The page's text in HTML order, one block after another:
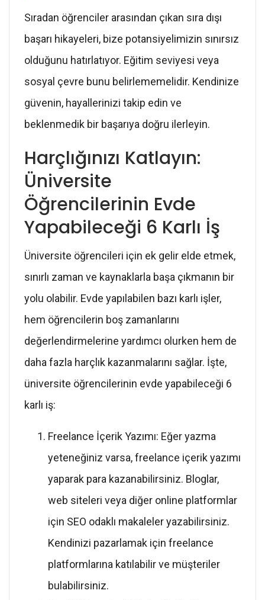
Sıradan öğrenciler arasından çıkan sıra dışı
başarı hikayeleri, bize potansiyelimizin sınırsız
olduğunu hatırlatıyor. Eğitim seviyesi veya
sosyal çevre bunu belirlememelidir. Kendinize
güvenin, hayallerinizi takip edin ve
beklenmedik bir başarıya doğru ilerleyin.
Harçlığınızı Katlayın:
Üniversite
Öğrencilerinin Evde
Yapabileceği 6 Karlı İş
Üniversite öğrencileri için ek gelir elde etmek,
sınırlı zaman ve kaynaklarla başa çıkmanın bir
yolu olabilir. Evde yapılabilen bazı karlı işler,
hem öğrencilerin boş zamanlarını
değerlendirmelerine yardımcı olurken hem de
daha fazla harçlık kazanmalarını sağlar. İşte,
üniversite öğrencilerinin evde yapabileceği 6
karlı iş:
Freelance İçerik Yazımı: Eğer yazma
yeteneğiniz varsa, freelance içerik yazımı
yaparak para kazanabilirsiniz. Bloglar,
web siteleri veya diğer online platformlar
için SEO odaklı makaleler yazabilirsiniz.
Kendinizi pazarlamak için freelance
platformlarına katılabilir ve müşteriler
bulabilirsiniz.